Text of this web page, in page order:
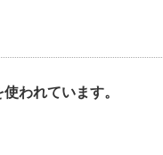
われています。